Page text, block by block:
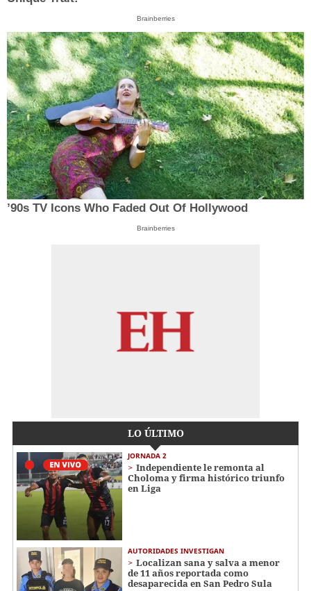
Brainberries
’90s TV Icons Who Faded Out Of Hollywood
Brainberries
LO ÚLTIMO
JORNADA 2
Independiente le remonta al
Choloma y firma histórico triunfo
en Liga
AUTORIDADES INVESTIGAN
Localizan sana y salva a menor
de 11 años reportada como
desaparecida en San Pedro Sula